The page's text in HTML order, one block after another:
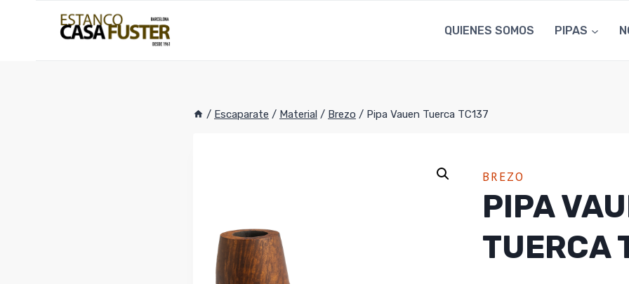
QUIENES SOMOS PIPAS
/ Escaparate / Material / Brezo / Pipa Vauen Tuerca TC137
BREZO
PIPA
TUERCA